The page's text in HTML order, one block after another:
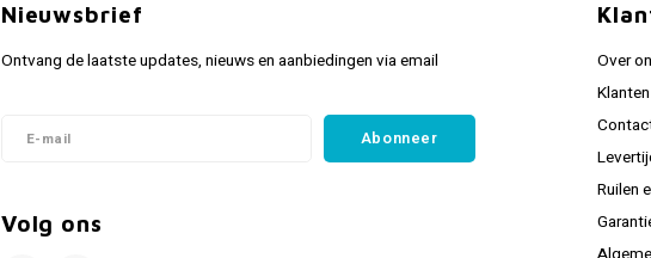
Nieuwsbrief
Ontvang de laatste updates, nieuws en aanbiedingen via email
Abonneer
Volg ons
Over
Ruilen